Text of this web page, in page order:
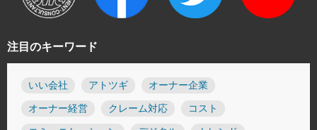
注目のキーワード
いい会社 アトツギ オーナー企業
オーナー経営 クレーム対応 コスト